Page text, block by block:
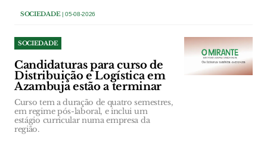
SOCIEDADE| 05-08-2026
SOCIEDADE
Candidaturas para curso de
Distribuição e Logística em
Azambuja estão a terminar
Curso tem a duração de quatro semestres,
em regime pós-laboral, e inclui um
estágio curricular numa empresa da
região.